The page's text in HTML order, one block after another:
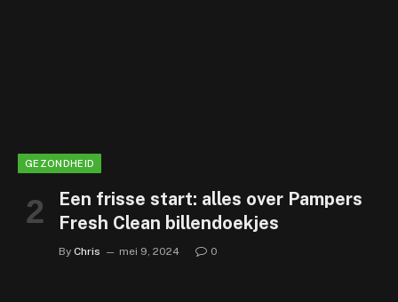
GEZONDHEID
Een frisse start: alles over Pampers
Fresh Clean billendoekjes
By Chris mei 9, 2024 0